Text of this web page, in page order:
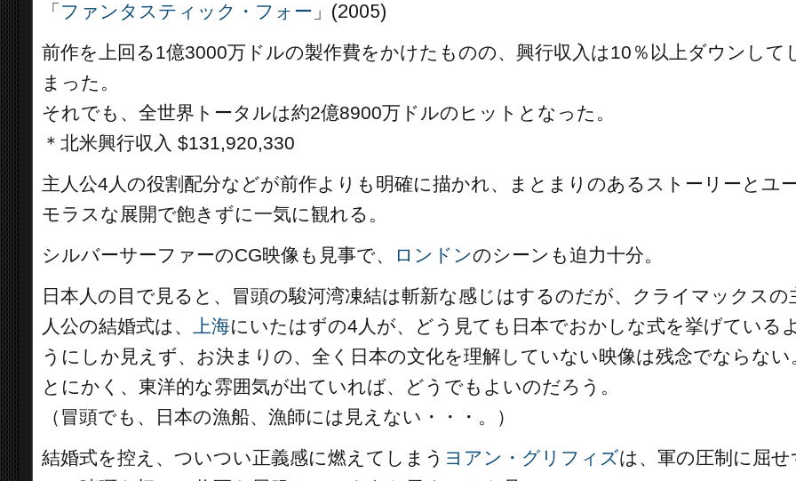
「 ファンタスティック・フォー 」(2005)
前作を上回る1億3000万ドルの製作費をかけたものの、興行収入は10％以上ダウンして
まった。
それでも、全世界トータルは約2億8900万ドルのヒットとなった。
＊ 北米興行収入 $131,920,330
主人公4人の役割配分などが前作よりも明確に描かれ、まとまりのあるストーリーとユ
モラスな展開で飽きずに一気に観れる。
シルバーサーファーのCG映像も見事で、
ロンドンのシーンも迫力十分。
日本人の目で見ると、冒頭の駿河湾凍結は斬新な感じはするのだが、クライマックスの
人公の結婚式は、 上海にいたはずの4人が、どう見ても日本でおかしな式を挙げているよ
うにしか見えず、お決まりの、全く日本の文化を理解していない映像は残念でならない
とにかく、東洋的な雰囲気が出ていれば、どうでもよいのだろう。
（冒頭でも、日本の漁船、漁師には見えない・・・。）
結婚式を控え、ついつい正義感に燃えてしまう ヨアン・グリフィズは、軍の圧制に屈せ